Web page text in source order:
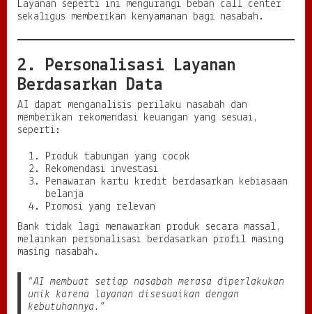
Layanan seperti ini mengurangi beban call center
sekaligus memberikan kenyamanan bagi nasabah.
2. Personalisasi Layanan
Berdasarkan Data
AI dapat menganalisis perilaku nasabah dan
memberikan rekomendasi keuangan yang sesuai,
seperti:
Produk tabungan yang cocok
Rekomendasi investasi
Penawaran kartu kredit berdasarkan kebiasaan
belanja
Promosi yang relevan
Bank tidak lagi menawarkan produk secara massal,
melainkan personalisasi berdasarkan profil masing
masing nasabah.
“AI membuat setiap nasabah merasa diperlakukan
unik karena layanan disesuaikan dengan
kebutuhannya.”